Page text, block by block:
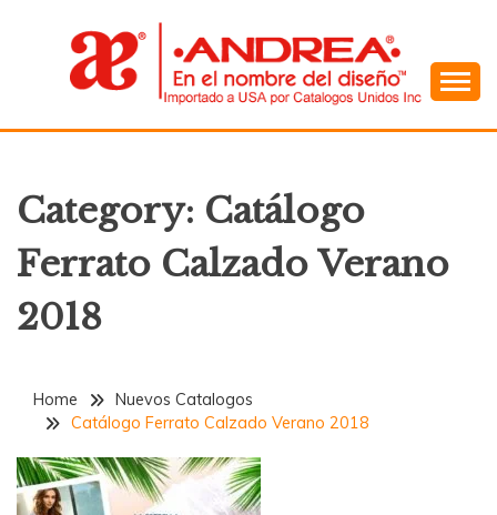
ANDREA
Category: Catálogo
Ferrato Calzado Verano
2018
Home
Nuevos Catalogos
Catálogo Ferrato Calzado Verano 2018